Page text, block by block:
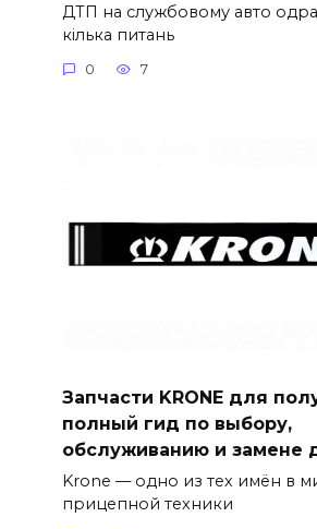
ДТП на службовому авто
кілька питань
0 7
Запчасти KRONE для
полный гид по выбору,
обслуживанию и замене
Krone — одно из тех имён в
прицепной техники